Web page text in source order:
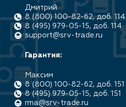
Дмитрий
8 (800) 100-82-62, доб. 114
8 (495) 979-05-15, доб. 114
support@srv-trade.ru
Гарантия:
Максим
8 (800) 100-82-62, доб. 151
8 (495) 979-05-15, доб. 151
rma@srv-trade.ru